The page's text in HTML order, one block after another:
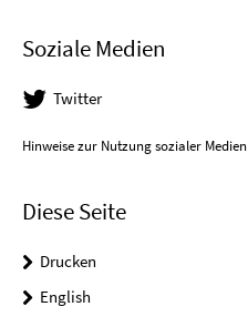
Soziale Medien
Twitter
Hinweise zur Nutzung sozialer Medien
Diese Seite
Drucken
English